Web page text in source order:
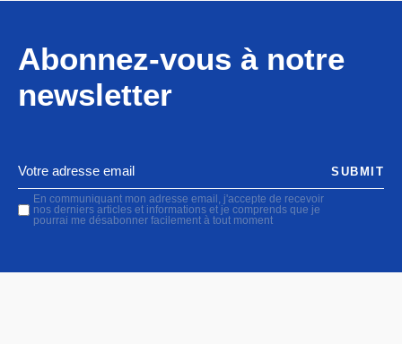
Abonnez-vous à notre
newsletter
En communiquant mon adresse email, j'accepte de recevoir
nos derniers articles et informations et je comprends que je
pourrai me désabonner facilement à tout moment
SUBMIT